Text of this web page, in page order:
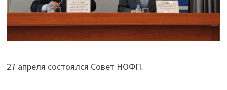
27 апреля состоялся Совет НОФП.